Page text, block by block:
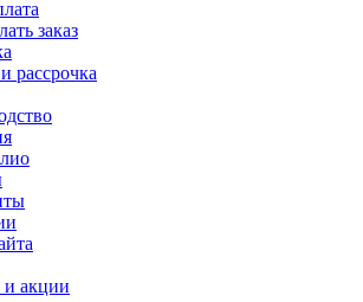
заказ
рассрочка
акции